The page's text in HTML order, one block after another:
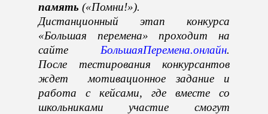
память («Помни!»).
Дистанционный этап конкурса
«Большая перемена» проходит на
сайте БольшаяПеремена.онлайн.
После тестированияконкурсантов
ждет мотивационное задание и
работа с кейсами, где вместе со
школьниками участие смогут